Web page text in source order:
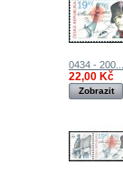
0434 - 200....
22,00 Kč
Zobrazit